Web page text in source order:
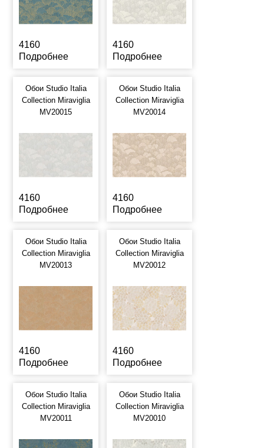
4160
Подробнее
4160
Подробнее
Обои Studio Italia
Collection Miraviglia
MV20015
4160
Подробнее
Обои Studio Italia
Collection Miraviglia
MV20014
4160
Подробнее
Обои Studio Italia
Collection Miraviglia
MV20013
4160
Подробнее
Обои Studio Italia
Collection Miraviglia
MV20012
4160
Подробнее
Обои Studio Italia
Collection Miraviglia
MV20011
Обои Studio Italia
Collection Miraviglia
MV20010